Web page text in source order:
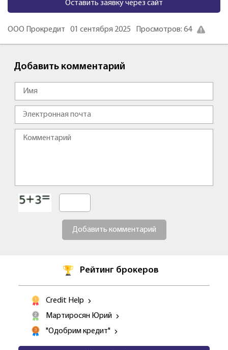
Оставить заявку через сайт
ООО Прокредит 01 сентября 2025 Просмотров: 64
Добавить комментарий
Добавить комментарий
Рейтинг брокеров
Credit Help
Мартиросян Юрий
"Одобрим кредит"